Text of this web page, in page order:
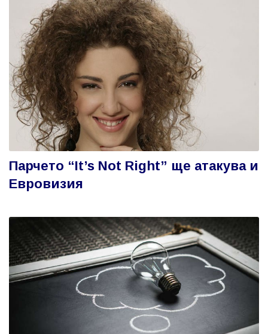
Парчето “It’s Not Right” ще атакува и
Евровизия